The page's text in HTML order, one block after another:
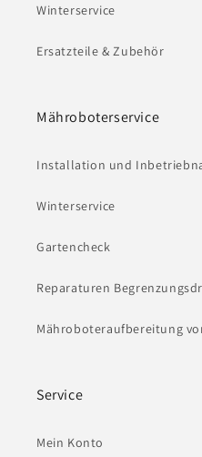
Winterservice
Ersatzteile & Zubehör
Mähroboterservice
Installation und
Winterservice
Gartencheck
Reparaturen
Mähroboteraufbereitung
Service
Mein Konto